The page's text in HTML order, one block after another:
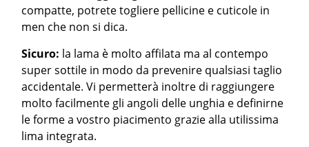
compatte, potrete togliere pellicine e cuticole in
men che non si dica.
Sicuro: la lama è molto affilata ma al contempo
super sottile in modo da prevenire qualsiasi taglio
accidentale. Vi permetterà inoltre di raggiungere
molto facilmente gli angoli delle unghia e definirne
le forme a vostro piacimento grazie alla utilissima
lima integrata.